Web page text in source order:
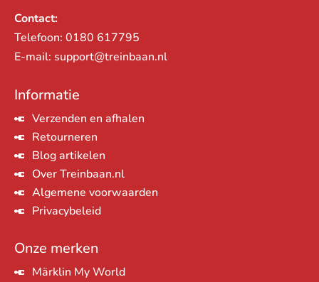
Contact:
Telefoon: 0180 617795
E-mail: support@treinbaan.nl
Informatie
Verzenden en afhalen
Retourneren
Blog artikelen
Over Treinbaan.nl
Algemene voorwaarden
Privacybeleid
Onze merken
Märklin My World